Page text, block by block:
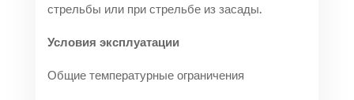
стрельбы или при стрельбе из засады.
Условия эксплуатации
Общие температурные ограничения